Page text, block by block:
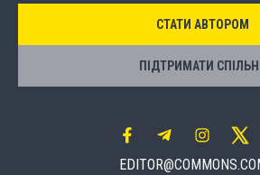
СТАТИ АВТОРОМ
ПІДТРИМАТИ